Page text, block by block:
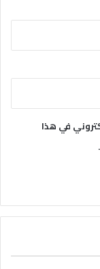
في هذا